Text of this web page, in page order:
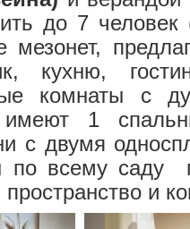
до 7 человек
мезонет,
кухню,
комнаты с
1
с двумя
по всему саду
и